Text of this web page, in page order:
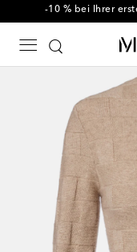
-10 % bei Ihrer